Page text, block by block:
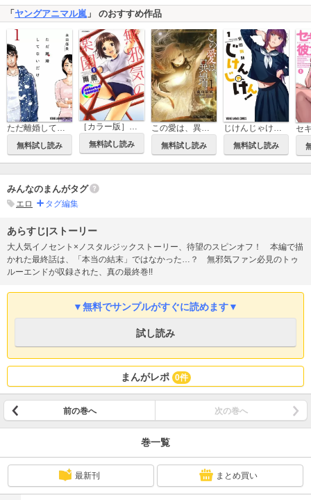
「ヤングアニマル嵐 」 のおすすめ作品
ただ離婚してないだけ
無料試し読み
［カラー版］無邪気の楽園
無料試し読み
この愛は、異端。
無料試し読み
じけんじゃけん！
無料試し読み
セ
みんなのまんがタグ
エロ タグ編集
あらすじ|ストーリー
大人気イノセント×ノスタルジックストーリー、待望のスピンオフ！ 本編で描
かれた最終話は、「本当の結末」ではなかった…？ 無邪気ファン必見のトゥ
ルーエンドが収録された、真の最終巻!!
▼無料でサンプルがすぐに読めます▼
試し読み
まんがレポ 0件
前の巻へ 次の巻へ
巻一覧
最新刊 まとめ買い